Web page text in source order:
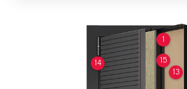
1
13
14 15